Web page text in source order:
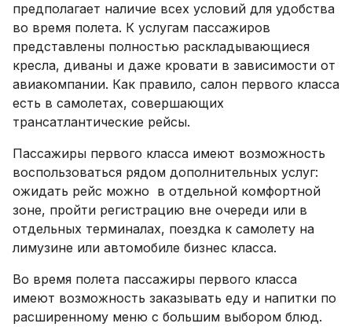
предполагает наличие всех условий для удобства
во время полета. К услугам пассажиров
представлены полностью раскладывающиеся
кресла, диваны и даже кровати в зависимости от
авиакомпании. Как правило, салон первого класса
есть в самолетах, совершающих
трансатлантические рейсы.
Пассажиры первого класса имеют возможность
воспользоваться рядом дополнительных услуг:
ожидать рейс можно в отдельной комфортной
зоне, пройти регистрацию вне очереди или в
отдельных терминалах, поездка к самолету на
лимузине или автомобиле бизнес класса.
Во время полета пассажиры первого класса
имеют возможность заказывать еду и напитки по
расширенному меню с большим выбором блюд.